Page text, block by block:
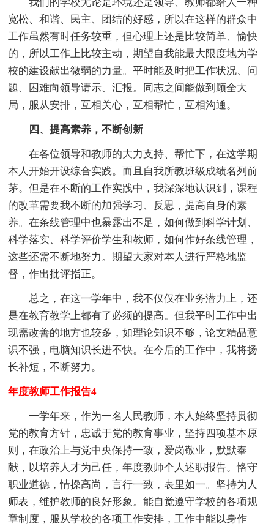
宽松、和谐、民主、团结的好感，所以在这样的群众中
工作虽然有时任务较重，但心理上还是比较简单、愉快
的，所以工作上比较主动，期望自我能最大限度地为学
校的建设献出微弱的力量。平时能及时把工作状况、问
题、困难向领导请示、汇报。同志之间能做到顾全大
局，服从安排，互相关心，互相帮忙，互相沟通。
四、提高素养，不断创新
在各位领导和教师的大力支持、帮忙下，在这学期
本人开始开设综合实践。而且自我所教班级成绩名列前
茅。但是在不断的工作实践中，我深深地认识到，课程
的改革需要我不断的加强学习、反思，提高自身的素
养。在条线管理中也暴露出不足，如何做到科学计划、
科学落实、科学评价学生和教师，如何作好条线管理，
这些还需不断地努力。期望大家对本人进行严格地监
督，作出批评指正。
总之，在这一学年中，我不仅仅在业务潜力上，还
是在教育教学上都有了必须的提高。但我平时工作中出
现需改善的地方也较多，如理论知识不够，论文精品意
识不强，电脑知识长进不快。在今后的工作中，我将扬
长补短，不断努力。
年度教师工作报告4
一学年来，作为一名人民教师，本人始终坚持贯彻
党的教育方针，忠诚于党的教育事业，坚持四项基本原
则，在政治上与党中央保持一致，爱岗敬业，默默奉
献，以培养人才为己任，年度教师个人述职报告。恪守
职业道德，情操高尚，言行一致，表里如一。坚持为人
师表，维护教师的良好形象。能自觉遵守学校的各项规
章制度，服从学校的各项工作安排，工作中能以身作